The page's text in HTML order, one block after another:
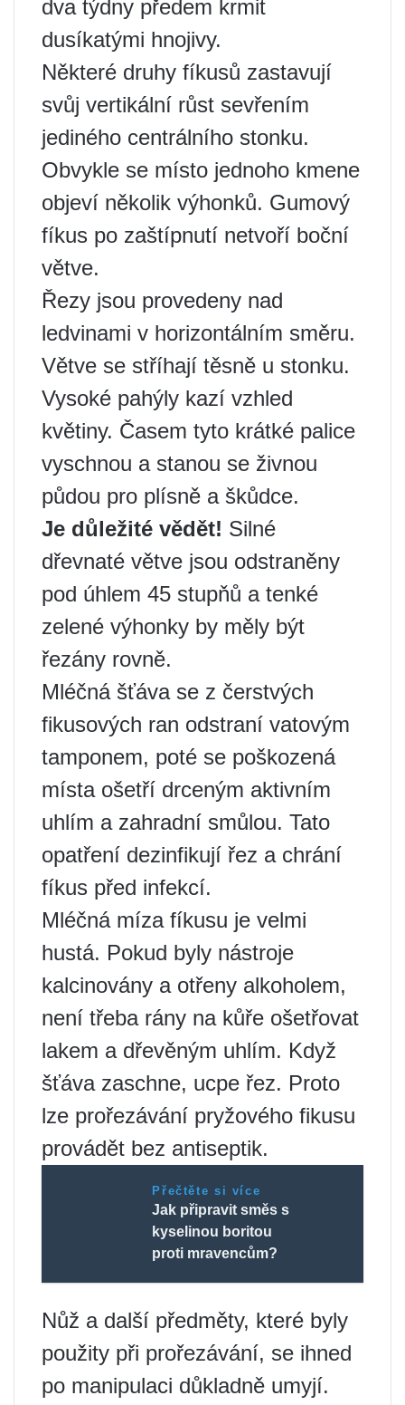
dva týdny předem krmit
dusíkatými hnojivy.
Některé druhy fíkusů zastavují
svůj vertikální růst sevřením
jediného centrálního stonku.
Obvykle se místo jednoho kmene
objeví několik výhonků. Gumový
fíkus po zaštípnutí netvoří boční
větve.
Řezy jsou provedeny nad
ledvinami v horizontálním směru.
Větve se stříhají těsně u stonku.
Vysoké pahýly kazí vzhled
květiny. Časem tyto krátké palice
vyschnou a stanou se živnou
půdou pro plísně a škůdce.
Je důležité vědět! Silné
dřevnaté větve jsou odstraněny
pod úhlem 45 stupňů a tenké
zelené výhonky by měly být
řezány rovně.
Mléčná šťáva se z čerstvých
fikusových ran odstraní vatovým
tamponem, poté se poškozená
místa ošetří drceným aktivním
uhlím a zahradní smůlou. Tato
opatření dezinfikují řez a chrání
fíkus před infekcí.
Mléčná míza fíkusu je velmi
hustá. Pokud byly nástroje
kalcinovány a otřeny alkoholem,
není třeba rány na kůře ošetřovat
lakem a dřevěným uhlím. Když
šťáva zaschne, ucpe řez. Proto
lze prořezávání pryžového fikusu
provádět bez antiseptik.
Přečtěte si více
Jak připravit směs s
kyselinou boritou
proti mravencům?
Nůž a další předměty, které byly
použity při prořezávání, se ihned
po manipulaci důkladně umyjí.